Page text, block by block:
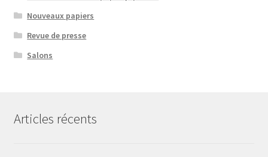
Nouveaux papiers
Revue de presse
Salons
Articles récents